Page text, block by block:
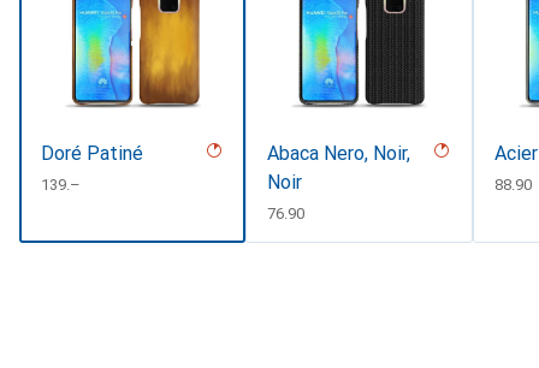
Doré Patiné
CHF
139.–
Abaca Nero, Noir,
Noir
CHF
76.90
Acier
CHF
88.90